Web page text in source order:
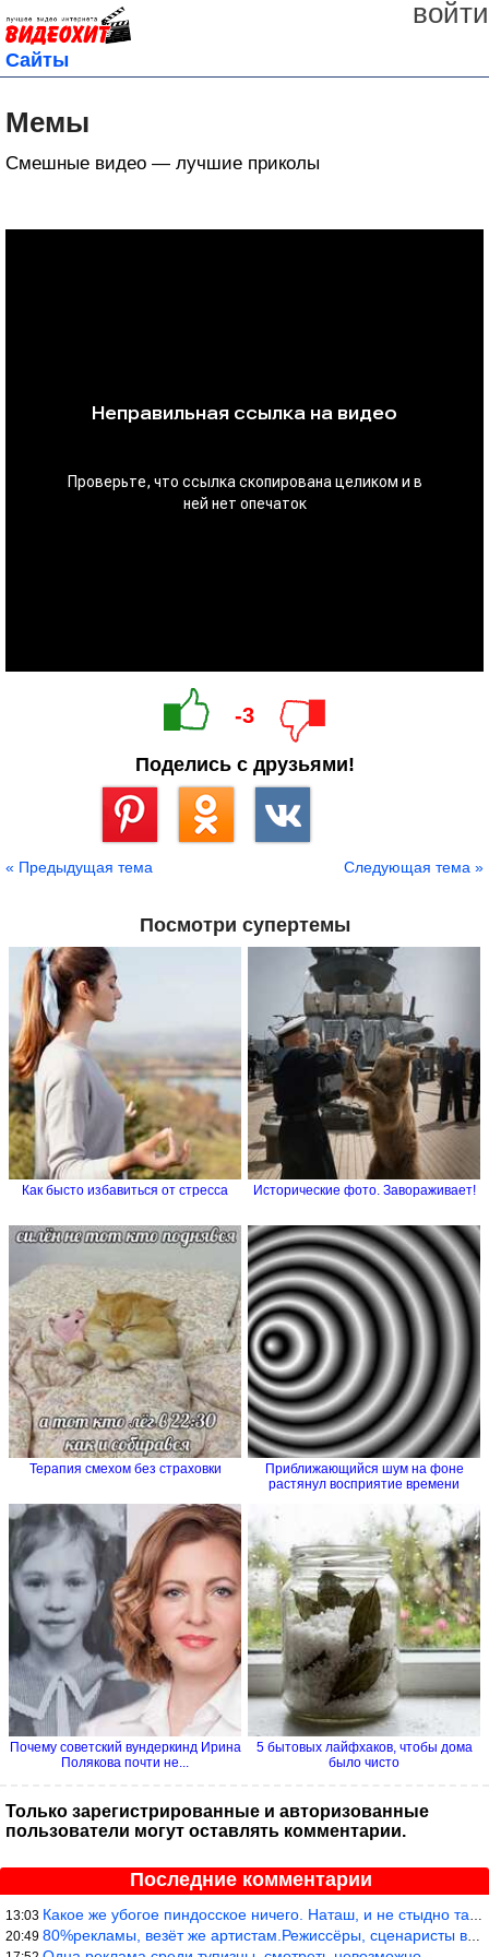
войти
Сайты
Мемы
Смешные видео — лучшие приколы
-3
Поделись с друзьями!
« Предыдущая тема Следующая тема »
Посмотри супертемы
Как бысто избавиться от стресса Исторические фото. Завораживает!
Терапия смехом без страховки
Приближающийся шум на фоне
растянул восприятие времени
Почему советский вундеркинд Ирина
Полякова почти не...
5 бытовых лайфхаков, чтобы дома
было чисто
Только зарегистрированные и авторизованные
пользователи могут оставлять комментарии.
Последние комментарии
13:03 Какое же убогое пиндосское ничего. Наташ, и не стыдно такую фигн
20:49 80%рекламы, везёт же артистам.Режиссёры, сценаристы вы где или к